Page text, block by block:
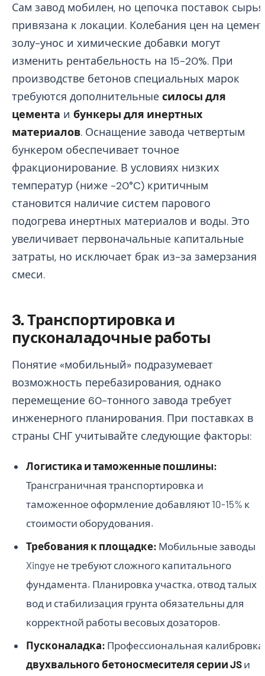
Сам завод мобилен, но цепочка поставок сырья
привязана к локации. Колебания цен на
золу-унос и химические добавки могут
изменить рентабельность на 15-20%. При
производстве бетонов специальных марок
требуются дополнительные силосы для
цемента и бункеры для инертных
материалов. Оснащение завода четвертым
бункером обеспечивает точное
фракционирование. В условиях низких
температур (ниже -20°C) критичным
становится наличие систем парового
подогрева инертных материалов и воды. Это
увеличивает первоначальные капитальные
затраты, но исключает брак из-за замерзания
смеси.
3. Транспортировка и
пусконаладочные работы
Понятие «мобильный» подразумевает
возможность перебазирования, однако
перемещение 60-тонного завода требует
инженерного планирования. При поставках в
страны СНГ учитывайте следующие факторы:
Логистика и таможенные пошлины:
Трансграничная транспортировка и
таможенное оформление добавляют 10-15% к
стоимости оборудования.
Требования к площадке: Мобильные заводы
Xingye не требуют сложного капитального
фундамента. Планировка участка, отвод талых
вод и стабилизация грунта обязательны для
корректной работы весовых дозаторов.
Пусконаладка: Профессиональная калибровка
двухвального бетоносмесителя серии JSи